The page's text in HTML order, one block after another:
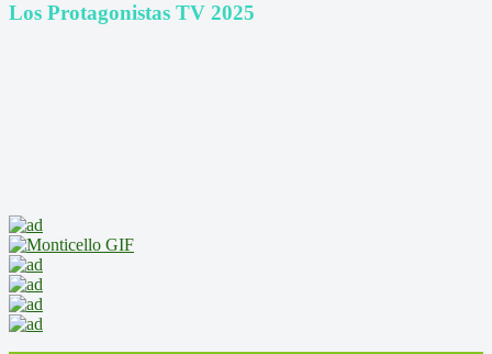
Los Protagonistas TV 2025